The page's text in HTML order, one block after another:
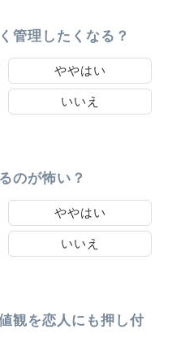
管理したくなる？
ややはい
いいえ
のが怖い？
ややはい
いいえ
観を恋人にも押し付